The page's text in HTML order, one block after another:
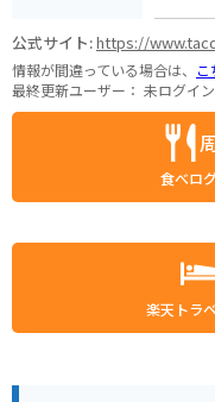
公式サイト:https://
情報が間違っている場合は、 こ
最終更新ユーザー： 未ログイ
食べロ
楽天トラ